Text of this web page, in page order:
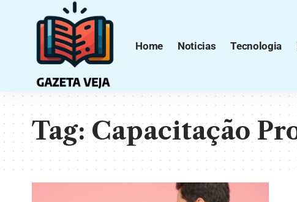
Home Noticias Tecnologia
Tag:Capacitação